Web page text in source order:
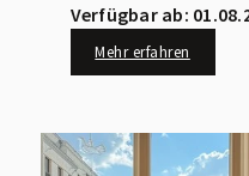
Verfügbar ab:
Mehr erfahren